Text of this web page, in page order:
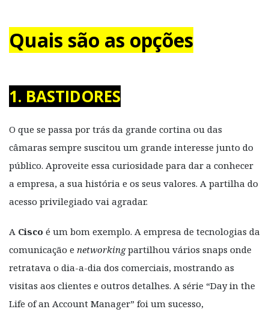
Quais são as opções
1. BASTIDORES
O que se passa por trás da grande cortina ou das
câmaras sempre suscitou um grande interesse junto do
público. Aproveite essa curiosidade para dar a conhecer
a empresa, a sua história e os seus valores. A partilha do
acesso privilegiado vai agradar.
A Cisco é um bom exemplo. A empresa de tecnologias da
comunicação e networkingpartilhou vários snaps onde
retratava o dia-a-dia dos comerciais, mostrando as
visitas aos clientes e outros detalhes. A série “Day in the
Life of an Account Manager” foi um sucesso,